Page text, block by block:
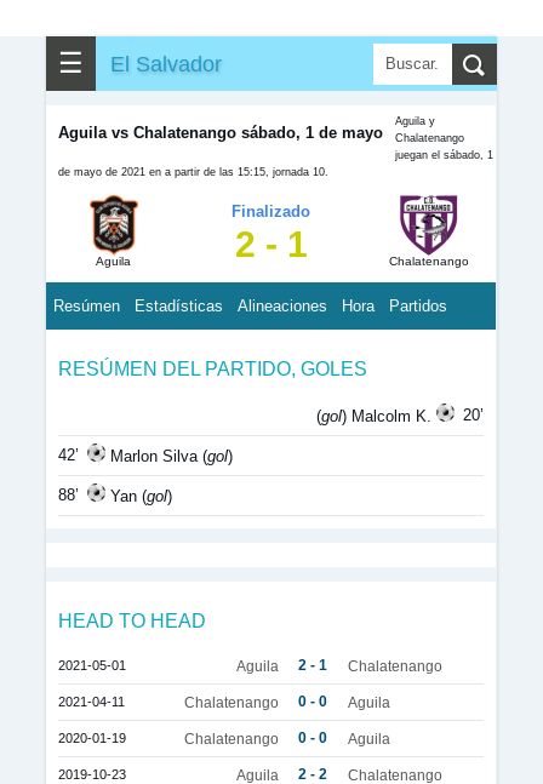
☰ El Salvador
Aguila vs Chalatenango sábado, 1 de mayo
Aguila y
Chalatenango
juegan el sábado, 1
de mayo de 2021 en a partir de las 15:15, jornada 10.
Aguila
Finalizado
2 - 1 Chalatenango
Resúmen Estadísticas Alineaciones Hora Partidos
RESÚMEN DEL PARTIDO, GOLES
(gol) Malcolm K. 20’
42’ Marlon Silva (gol)
88’ Yan (gol)
HEAD TO HEAD
2021-05-01 Aguila 2 - 1 Chalatenango
2021-04-11 Chalatenango 0 - 0 Aguila
2020-01-19 Chalatenango 0 - 0 Aguila
2019-10-23 Aguila 2 - 2 Chalatenango